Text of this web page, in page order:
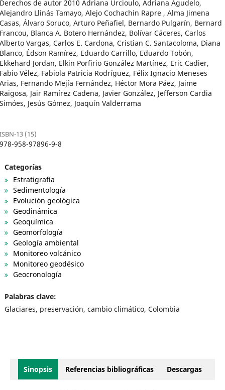
Derechos de autor 2010 Adriana Urcioulo, Adriana Agudelo,
Alejandro Llinás Tamayo, Alejo Cochachin Rapre , Alma Jimena
Casas, Álvaro Soruco, Arturo Peñafiel, Bernardo Pulgarín, Bernard
Francou, Blanca A. Botero Hernández, Bolívar Cáceres, Carlos
Alberto Vargas, Carlos E. Cardona, Cristian C. Santacoloma, Diana
Blanco, Édson Ramírez, Eduardo Carrillo, Eduardo Tobón,
Ekkehard Jordan, Elkin Porfirio González Martínez, Eric Cadier,
Fabio Vélez, Fabiola Patricia Rodríguez, Félix Ignacio Meneses
Arias, Fernando Mejía Fernández, Héctor Mora Páez, Jaime
Raigosa, Jair Ramírez Cadena, Javier González, Jefferson Cardia
Simóes, Jesús Gómez, Joaquín Valderrama
ISBN-13 (15)
978-958-97896-9-8
Categorías
Estratigrafía
Sedimentología
Evolución geológica
Geodinámica
Geoquímica
Geomorfología
Geología ambiental
Monitoreo volcánico
Monitoreo geodésico
Geocronología
Palabras clave:
Glaciares, preservación, cambio climático, Colombia
Sinopsis Referencias bibliográficas Descargas